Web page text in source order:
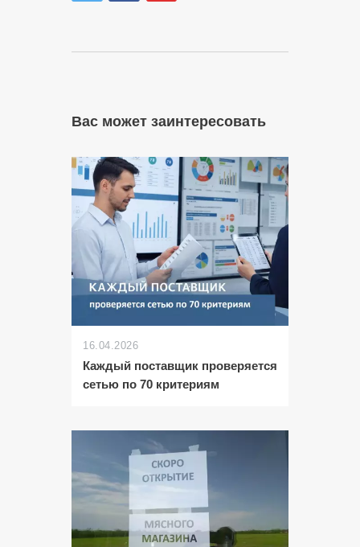
Вас может заинтересовать
16.04.2026
Каждый поставщик проверяется
сетью по 70 критериям